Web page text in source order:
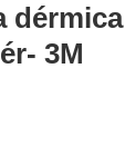
3M